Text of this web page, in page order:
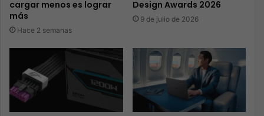
cargar menos es lograr
más
Hace 2 semanas
Design Awards 2026
9 de julio de 2026